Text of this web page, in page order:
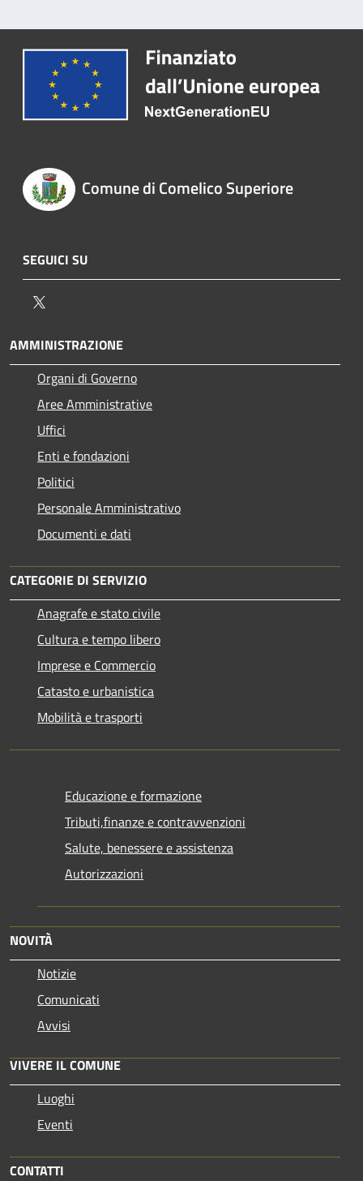
Comune di Comelico Superiore
SEGUICI SU
AMMINISTRAZIONE
Organi di Governo
Aree Amministrative
Uffici
Enti e fondazioni
Politici
Personale Amministrativo
Documenti e dati
CATEGORIE DI SERVIZIO
Anagrafe e stato civile
Cultura e tempo libero
Imprese e Commercio
Catasto e urbanistica
Mobilità e trasporti
Educazione e formazione
Tributi,finanze e contravvenzioni
Salute, benessere e assistenza
Autorizzazioni
NOVITÀ
Notizie
Comunicati
Avvisi
VIVERE IL COMUNE
Luoghi
Eventi
CONTATTI